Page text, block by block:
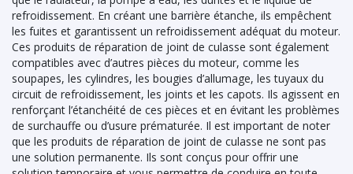
refroidissement. En créant une barrière étanche, ils empêchent
les fuites et garantissent un refroidissement adéquat du moteur.
Ces produits de réparation de joint de culasse sont également
compatibles avec d’autres pièces du moteur, comme les
soupapes, les cylindres, les bougies d’allumage, les tuyaux du
circuit de refroidissement, les joints et les capots. Ils agissent en
renforçant l’étanchéité de ces pièces et en évitant les problèmes
de surchauffe ou d’usure prématurée. Il est important de noter
que les produits de réparation de joint de culasse ne sont pas
une solution permanente. Ils sont conçus pour offrir une